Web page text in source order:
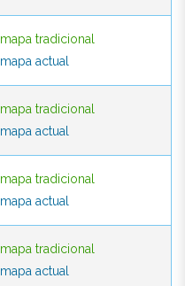
mapa tradicional
mapa actual
mapa tradicional
mapa actual
mapa tradicional
mapa actual
mapa tradicional
mapa actual
mapa actual
mapa actual
mapa actual
mapa actual